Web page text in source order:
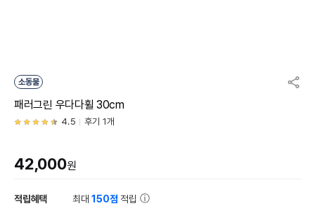
소동물
패러그린 우다다휠 30cm
4.5 후기 1개
42,000원
적립혜택 최대150점 적립